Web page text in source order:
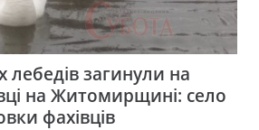
лебедів загинули на
на Житомирщині: село
фахівців